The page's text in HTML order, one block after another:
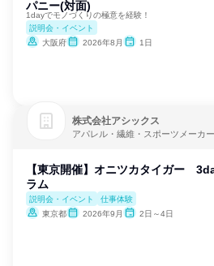
パニー(対面)
1dayでモノづくりの極意を経験！
説明会・イベント
大阪府
2026年8月 1日
株式会社アシックス
アパレル・繊維・スポーツメーカー
【東京開催】オニツカタイガー
ラム
説明会・イベント
仕事体験
東京都
2026年9月 2日～4日